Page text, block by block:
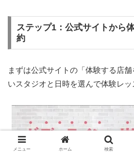
ステップ1：公式サイトから
約
まずは公式サイトの「体験する店
いスタジオと日時を選んで体験レッ
メニュー ホーム 検索